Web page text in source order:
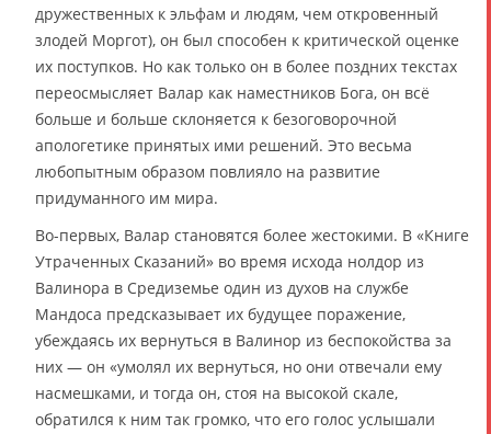
дружественных к эльфам и людям, чем откровенный
злодей Моргот), он был способен к критической оценке
их поступков. Но как только он в более поздних текстах
переосмысляет Валар как наместников Бога, он всё
больше и больше склоняется к безоговорочной
апологетике принятых ими решений. Это весьма
любопытным образом повлияло на развитие
придуманного им мира.
Во-первых, Валар становятся более жестокими. В «Книге
Утраченных Сказаний» во время исхода нолдор из
Валинора в Средиземье один из духов на службе
Мандоса предсказывает их будущее поражение,
убеждаясь их вернуться в Валинор из беспокойства за
них — он «умолял их вернуться, но они отвечали ему
насмешками, и тогда он, стоя на высокой скале,
обратился к ним так громко, что его голос услышали